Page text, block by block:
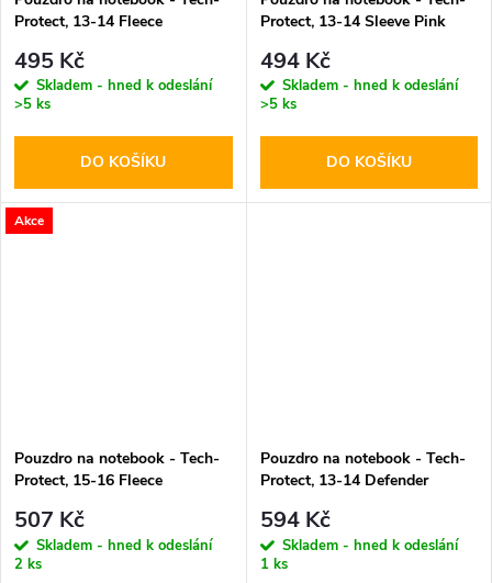
Protect, 13-14 Fleece
495 Kč
Skladem - hned k odeslání
>5 ks
DO KOŠÍKU
Protect, 13-14 Sleeve Pink
494 Kč
Skladem - hned k odeslání
>5 ks
DO KOŠÍKU
Akce
Pouzdro na notebook - Tech-
Protect, 15-16 Fleece
507 Kč
Skladem - hned k odeslání
2 ks
Pouzdro na notebook - Tech-
Protect, 13-14 Defender
594 Kč
Skladem - hned k odeslání
1 ks